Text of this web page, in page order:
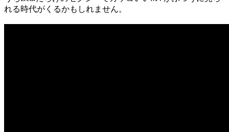
れる時代がくるかもしれません。